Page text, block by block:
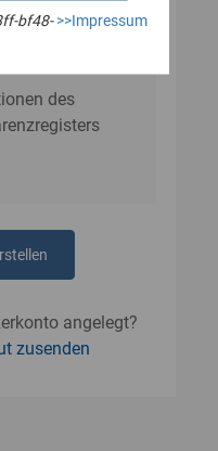
angeben
des
angelegt?
zusenden
bf48- >>Impressum